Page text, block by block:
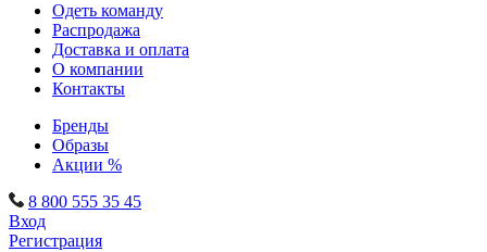
Одеть команду
Распродажа
Доставка и оплата
О компании
Контакты
Бренды
Образы
Акции %
8 800 555 35 45
Вход
Регистрация